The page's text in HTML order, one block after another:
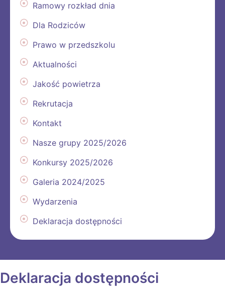
Ramowy rozkład dnia
Dla Rodziców
Prawo w przedszkolu
Aktualności
Jakość powietrza
Rekrutacja
Kontakt
Nasze grupy 2025/2026
Konkursy 2025/2026
Galeria 2024/2025
Wydarzenia
Deklaracja dostępności
Deklaracja dostępności